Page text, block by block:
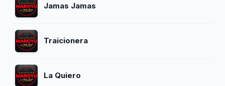
Jamas Jamas
Traicionera
La Quiero